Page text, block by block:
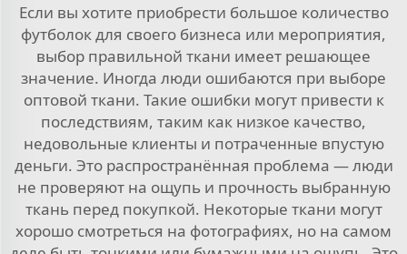
Если вы хотите приобрести большое количество
футболок для своего бизнеса или мероприятия,
выбор правильной ткани имеет решающее
значение. Иногда люди ошибаются при выборе
оптовой ткани. Такие ошибки могут привести к
последствиям, таким как низкое качество,
недовольные клиенты и потраченные впустую
деньги. Это распространённая проблема — люди
не проверяют на ощупь и прочность выбранную
ткань перед покупкой. Некоторые ткани могут
хорошо смотреться на фотографиях, но на самом